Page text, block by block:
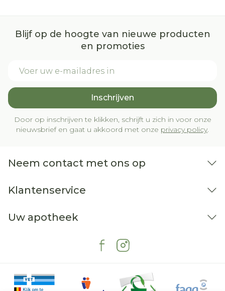
Blijf op de hoogte van nieuwe producten
en promoties
Inschrijven
Door op inschrijven te klikken, schrijft u zich in voor onze
nieuwsbrief en gaat u akkoord met onze privacy policy.
Neem contact met ons op
Klantenservice
Uw apotheek